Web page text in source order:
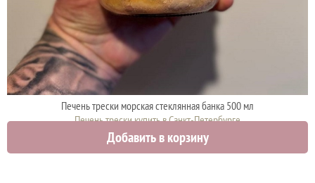
Печень трески морская стеклянная банка 500 мл
Печень трески купить в Санкт-Петербурге
1000 руб. 950 руб.
Добавить в корзину